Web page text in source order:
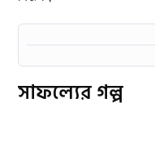
সাফল্যের গল্প​